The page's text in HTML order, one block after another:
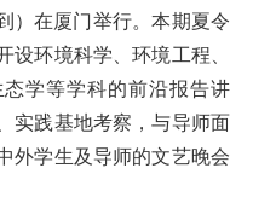
）在厦门举行。本期夏令
设环境科学、环境工程、
学等学科的前沿报告讲
实践基地考察，与导师面
外学生及导师的文艺晚会